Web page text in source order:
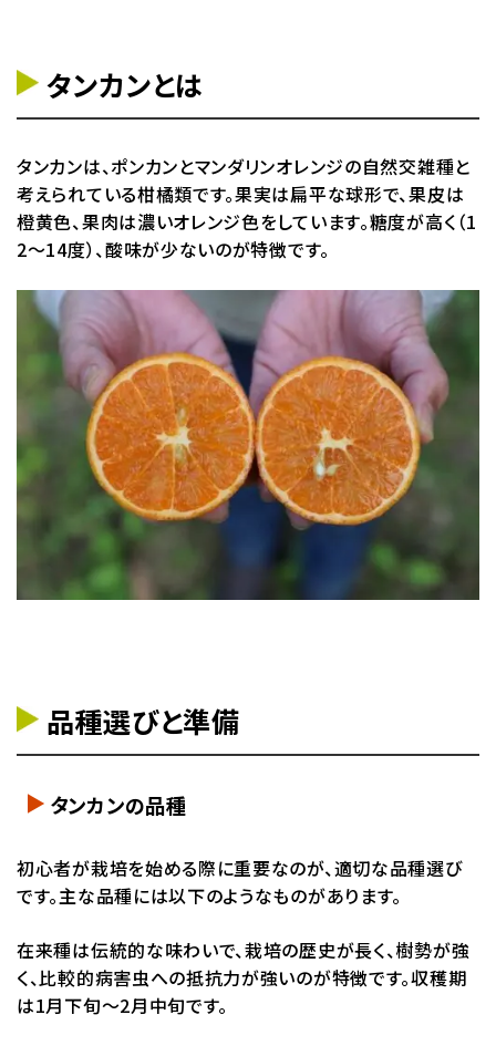
タンカンとは
タンカンは、ポンカンとマンダリンオレンジの自然交雑種と
考えられている柑橘類です。果実は扁平な球形で、果皮は
橙黄色、果肉は濃いオレンジ色をしています。糖度が高く（1
2～14度）、酸味が少ないのが特徴です。
品種選びと準備
タンカンの品種
初心者が栽培を始める際に重要なのが、適切な品種選び
です。主な品種には以下のようなものがあります。
在来種は伝統的な味わいで、栽培の歴史が長く、樹勢が強
く、比較的病害虫への抵抗力が強いのが特徴です。収穫期
は1月下旬～2月中旬です。